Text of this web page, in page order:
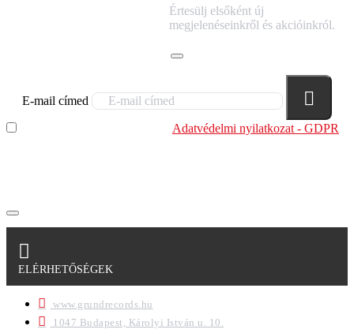
Értesülj elsőként új
megjelenéseinkről és akcióinkról.
E-mail címed
Adatvédelmi nyilatkozat - GDPR
ELÉRHETŐSÉGEK
www.grundrecords.hu
1047 Budapest, Károlyi István u. 10.